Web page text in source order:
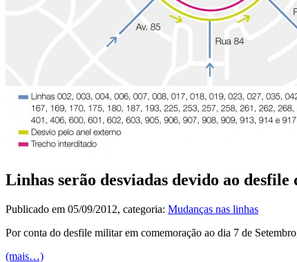
Linhas serão desviadas devido ao desfile
Publicado em 05/09/2012, categoria: Mudanças nas linhas
Por conta do desfile militar em comemoração ao dia 7 de
(mais…)